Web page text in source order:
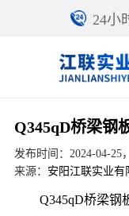
24小
Q345qD桥梁钢
发布时间：2024-04-25，
来源： 安阳江联实业有
Q345qD桥梁钢板